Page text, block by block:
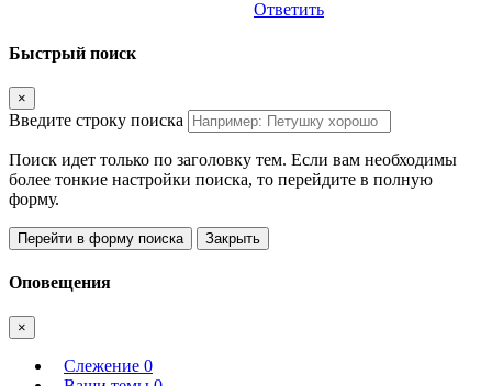
Ответить
Быстрый поиск
×
Введите строку поиска
Поиск идет только по заголовку тем. Если вам необходимы
более тонкие настройки поиска, то перейдите в полную
форму.
Перейти в форму поиска Закрыть
Оповещения
×
Слежение 0